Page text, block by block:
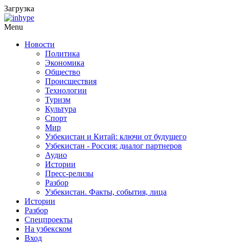
Загрузка
Menu
Новости
Политика
Экономика
Общество
Происшествия
Технологии
Туризм
Культура
Спорт
Мир
Узбекистан и Китай: ключи от будущего
Узбекистан - Россия: диалог партнеров
Аудио
Истории
Пресс-релизы
Разбор
Узбекистан. Факты, события, лица
Истории
Разбор
Спецпроекты
На узбекском
Вход